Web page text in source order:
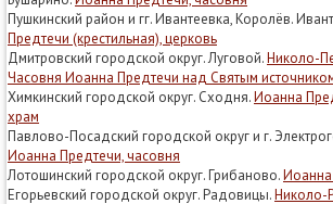
Пушкинский район и гг. Ивантеевка, Королёв.
Предтечи (крестильная), церковь
Дмитровский городской округ. Луговой.Николо-
Чacoвня Иoaннa Пpeдтeчи нaд Cвятым
Химкинский городской округ. Сходня.Иоанна
храм
Павлово-Посадский городской округ и г.
Иоанна Предтечи, часовня
Лотошинский городской округ. Грибаново.Иоанна
Егорьевский городской округ. Радовицы.Николо-